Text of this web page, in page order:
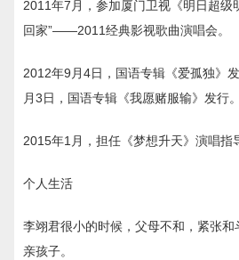
2011年7月，参加厦门卫视《明日超
回家”——2011经典影视歌曲演唱会。
2012年9月4日，国语专辑《爱孤独》
月3日，国语专辑《我愿赌服输》发行。
2015年1月，担任《梦想升天》演唱指
个人生活
李翊君很小的时候，父母不和，紧张
亲孩子。